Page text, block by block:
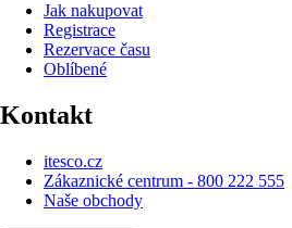
Jak nakupovat
Registrace
Rezervace času
Oblíbené
Kontakt
itesco.cz
Zákaznické centrum - 800 222 555
Naše obchody